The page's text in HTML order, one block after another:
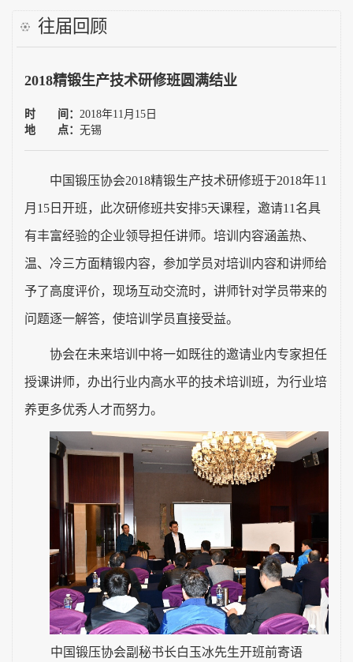
需求调研
雅岛学习网
往届培训
证书查询
联系我们
中国锻压协会
往届回顾
2018精锻生产技术研修班圆满结业
时 间： 2018年11月15日
地 点： 无锡
中国锻压协会2018精锻生产技术研修班于2018年11
月15日开班，此次研修班共安排5天课程，邀请11名具
有丰富经验的企业领导担任讲师。培训内容涵盖热、
温、冷三方面精锻内容，参加学员对培训内容和讲师给
予了高度评价，现场互动交流时，讲师针对学员带来的
问题逐一解答，使培训学员直接受益。
协会在未来培训中将一如既往的邀请业内专家担任
授课讲师，办出行业内高水平的技术培训班，为行业培
养更多优秀人才而努力。
中国锻压协会副秘书长白玉冰先生开班前寄语